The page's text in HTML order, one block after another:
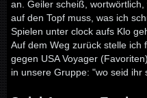
an. Geiler scheiß,
auf den Topf muss, was ich
Spielen unter clock aufs Klo
Auf dem Weg zurück stelle ich
gegen USA Voyager
in unsere Gruppe: "wo seid ihr